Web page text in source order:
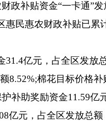
政补贴资金“一卡通”发
惠民惠农财政补贴已累
31.4亿元，占全区发放
8.52%;棉花目标价格补
补助奖励资金11.59亿
亿元，占全区发放总额